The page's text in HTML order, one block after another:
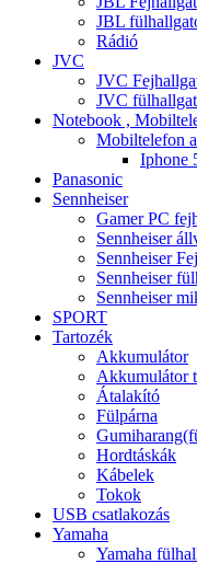
JBL
Rádió
JVC
JVC
JVC
Notebook ,
Mobiltelefon
Iphone
Panasonic
Sennheiser
Gamer PC
Sennheiser
Sennheiser
Sennheiser
Sennheiser
SPORT
Tartozék
Akkumulátor
Akkumulátor
Átalakító
Fülpárna
Hordtáskák
Kábelek
Tokok
USB csatlakozás
Yamaha
Yamaha